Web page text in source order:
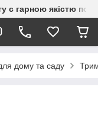
гарною якістю по
дому та саду